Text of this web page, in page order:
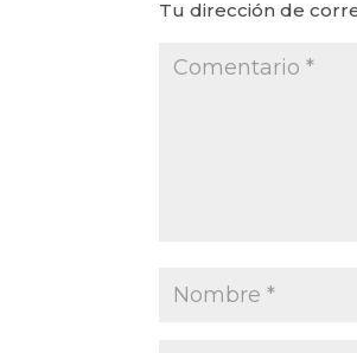
Tu dirección de